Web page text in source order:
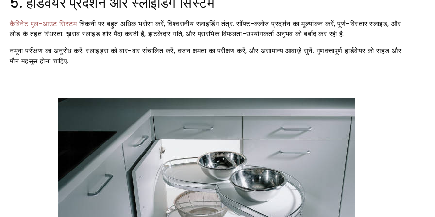
कैबिनेट पुल-आउट सिस्टमचिकनी पर बहुत अधिक भरोसा करें, विश्वसनीय स्लाइडिंग तंत्र. सॉफ्ट-क्लोज प्रदर्शन का मूल्यांकन करें, पूर्ण-विस्तार स्लाइड, और
लोड के तहत स्थिरता. ख़राब स्लाइड शोर पैदा करती हैं, झटकेदार गति, और प्रारंभिक विफलता-उपयोगकर्ता अनुभव को बर्बाद कर रही है.
नमूना परीक्षण का अनुरोध करें. स्लाइड्स को बार-बार संचालित करें, वजन क्षमता का परीक्षण करें, और असामान्य आवाज़ें सुनें. गुणवत्तापूर्ण हार्डवेयर को सहज और
मौन महसूस होना चाहिए.